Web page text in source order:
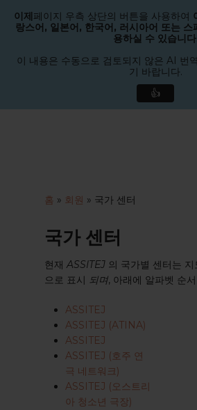
검색
홈 » 회원 » 국가 센터
국가 센터
현재ASSITEJ 의 국가별 센터는
으로 표시 되며, 아래에 알파벳 순
ASSITEJ
ASSITEJ (ATINA)
ASSITEJ
ASSITEJ (호주 연
극 네트워크)
ASSITEJ (오스트리
아 청소년 극장)
이제페이지 우측 상단의 버튼을 사용하여
랑스어, 일본어, 한국어, 러시아어 또는 스
용하실 수 있습니다.
이 내용은 수동으로 검토되지 않은 AI 번
기 바랍니다.
👍